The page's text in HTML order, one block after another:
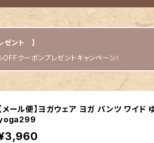
ゼント 】
クーポンプレゼントキャンペーン！
【メール便】ヨガウェア ヨガ パンツ ワイド